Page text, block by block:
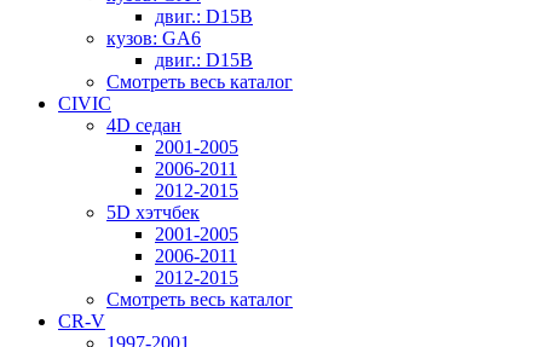
двиг.: D15B
кузов: GA6
двиг.: D15B
Смотреть весь каталог
CIVIC
4D седан
2001-2005
2006-2011
2012-2015
5D хэтчбек
2001-2005
2006-2011
2012-2015
Смотреть весь каталог
CR-V
1997-2001